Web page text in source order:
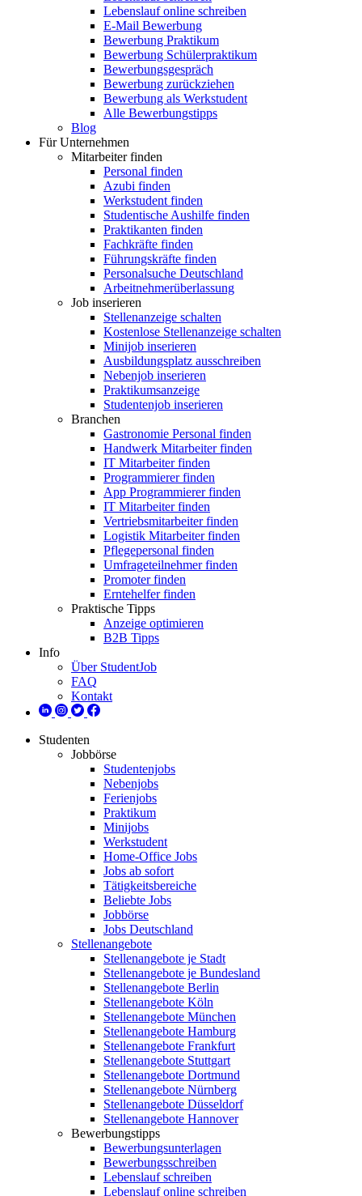
Lebenslauf online schreiben
E-Mail Bewerbung
Bewerbung Praktikum
Bewerbung Schülerpraktikum
Bewerbungsgespräch
Bewerbung zurückziehen
Bewerbung als Werkstudent
Alle Bewerbungstipps
Blog
Für Unternehmen
Mitarbeiter finden
Personal finden
Azubi finden
Werkstudent finden
Studentische Aushilfe finden
Praktikanten finden
Fachkräfte finden
Führungskräfte finden
Personalsuche Deutschland
Arbeitnehmerüberlassung
Job inserieren
Stellenanzeige schalten
Kostenlose Stellenanzeige schalten
Minijob inserieren
Ausbildungsplatz ausschreiben
Nebenjob inserieren
Praktikumsanzeige
Studentenjob inserieren
Branchen
Gastronomie Personal finden
Handwerk Mitarbeiter finden
IT Mitarbeiter finden
Programmierer finden
App Programmierer finden
IT Mitarbeiter finden
Vertriebsmitarbeiter finden
Logistik Mitarbeiter finden
Pflegepersonal finden
Umfrageteilnehmer finden
Promoter finden
Erntehelfer finden
Praktische Tipps
Anzeige optimieren
B2B Tipps
Info
Über StudentJob
FAQ
Kontakt
Studenten
Jobbörse
Studentenjobs
Nebenjobs
Ferienjobs
Praktikum
Minijobs
Werkstudent
Home-Office Jobs
Jobs ab sofort
Tätigkeitsbereiche
Beliebte Jobs
Jobbörse
Jobs Deutschland
Stellenangebote
Stellenangebote je Stadt
Stellenangebote je Bundesland
Stellenangebote Berlin
Stellenangebote Köln
Stellenangebote München
Stellenangebote Hamburg
Stellenangebote Frankfurt
Stellenangebote Stuttgart
Stellenangebote Dortmund
Stellenangebote Nürnberg
Stellenangebote Düsseldorf
Stellenangebote Hannover
Bewerbungstipps
Bewerbungsunterlagen
Bewerbungsschreiben
Lebenslauf schreiben
Lebenslauf online schreiben